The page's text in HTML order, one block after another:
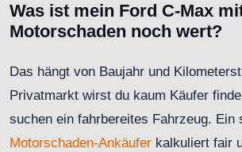
Was ist mein Ford C-Max
Motorschaden noch wert?
Das hängt von Baujahr und
Privatmarkt wirst du kaum Käufer
suchen ein fahrbereites Fahrzeug. Ein
Motorschaden-Ankäuferkalkuliert fair